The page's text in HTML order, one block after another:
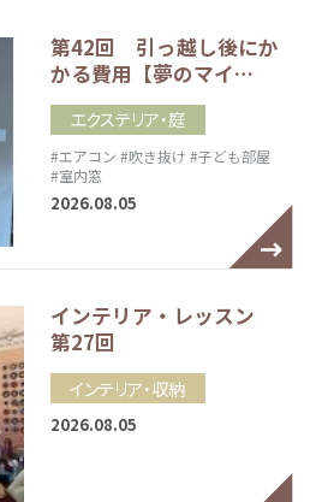
第42回 引っ越し後にか
かる費用【夢のマイ…
エクステリア・庭
#エアコン #吹き抜け #子ども部屋
#室内窓
2026.08.05
インテリア・レッスン
第27回
インテリア・収納
2026.08.05